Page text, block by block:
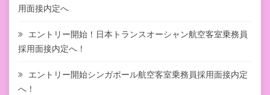
用面接内定へ
エントリー開始！日本トランスオーシャン航空客室乗務員
採用面接内定へ！
エントリー開始シンガポール航空客室乗務員採用面接内定
へ！